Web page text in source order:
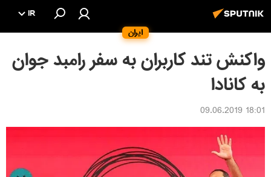
ایران
IR
واکنش تند کاربران به سفر رامبد جوان
به کانادا
18:01 09.06.2019